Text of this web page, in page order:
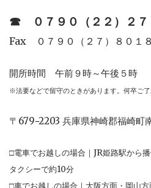
☎︎ ０７９０（２２）２７
Fax ０７９０（２７）８０１８
開所時間 午前９時～午後５時
※法要などで留守のときがあります。何卒ご了
〒679−2203 兵庫県神崎郡福崎町
□電車でお越しの場合｜JR姫路駅から
タクシーで約10分